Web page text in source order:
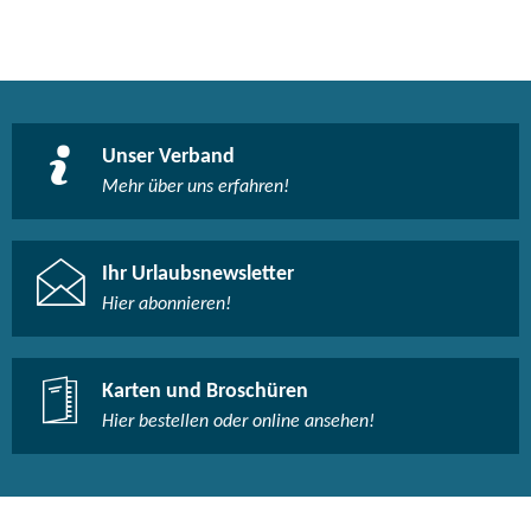
Unser Verband
Mehr über uns erfahren!
Ihr Urlaubsnewsletter
Hier abonnieren!
Karten und Broschüren
Hier bestellen oder online ansehen!